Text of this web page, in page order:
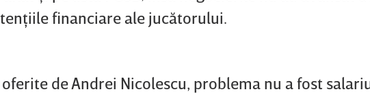
financiare ale jucătorului.
de Andrei Nicolescu, problema nu a fost